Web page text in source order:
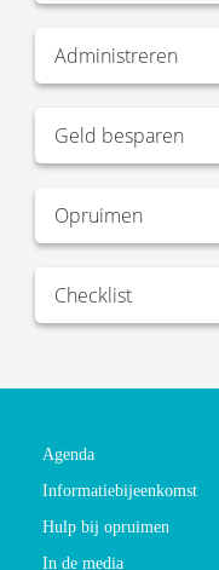
Administreren
Geld besparen
Opruimen
Checklist
Agenda
Informatiebijeenkomst
Hulp bij opruimen
In de media